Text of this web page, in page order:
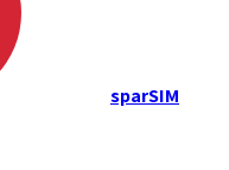
sparSIM